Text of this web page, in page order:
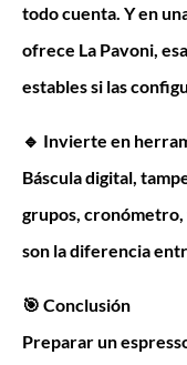
todo cuenta. Y en
ofrece La Pavoni,
estables si las
🔹 Invierte en
Báscula digital,
grupos,
son la diferencia
🎯 Conclusión
Preparar un